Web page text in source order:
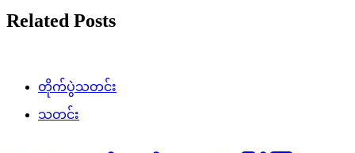
Related Posts
တိုက်ပွဲသတင်း
သတင်း